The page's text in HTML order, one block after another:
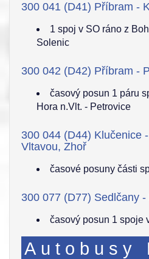
300 041 (D41) Příbram -
1 spoj v SO ráno z
Solenic
300 042 (D42) Příbram -
časový posun 1 páru
Hora n.Vlt. - Petrovice
300 044 (D44) Klučenice
Vltavou, Zhoř
časové posuny části
300 077 (D77) Sedlčany
časový posun 1 spoje
Autobusy